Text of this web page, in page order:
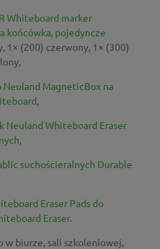
Whiteboard marker
końcówka, pojedyncze
1× (200) czerwony, 1× (300)
Neuland MagneticBox na
,
Neuland Whiteboard Eraser
,
suchościeralnych Durable
Eraser Pads do
Eraser.
w biurze, sali szkoleniowej,